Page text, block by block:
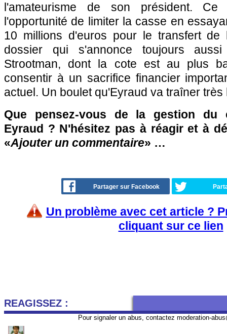
l'amateurisme de son président.
l'opportunité de limiter la casse en
10 millions d'euros pour le transfert de
dossier qui s'annonce toujours aussi
Strootman, dont la cote est au plus
consentir à un sacrifice financier
actuel. Un boulet qu'Eyraud va traîner très
Que pensez-vous de la gestion du
Eyraud ? N'hésitez pas à réagir et à
«Ajouter un commentaire» …
Partager sur Facebook
Un problème avec cet article ?
cliquant sur ce lien
REAGISSEZ :
Pour signaler un abus, contactez moderation-